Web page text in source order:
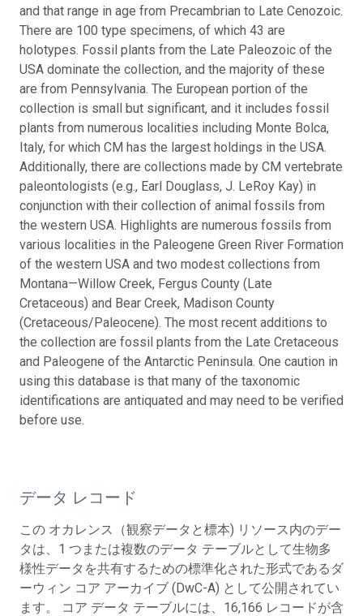
and that range in age from Precambrian to Late Cenozoic.
There are 100 type specimens, of which 43 are
holotypes. Fossil plants from the Late Paleozoic of the
USA dominate the collection, and the majority of these
are from Pennsylvania. The European portion of the
collection is small but significant, and it includes fossil
plants from numerous localities including Monte Bolca,
Italy, for which CM has the largest holdings in the USA.
Additionally, there are collections made by CM vertebrate
paleontologists (e.g., Earl Douglass, J. LeRoy Kay) in
conjunction with their collection of animal fossils from
the western USA. Highlights are numerous fossils from
various localities in the Paleogene Green River Formation
of the western USA and two modest collections from
Montana—Willow Creek, Fergus County (Late
Cretaceous) and Bear Creek, Madison County
(Cretaceous/Paleocene). The most recent additions to
the collection are fossil plants from the Late Cretaceous
and Paleogene of the Antarctic Peninsula. One caution in
using this database is that many of the taxonomic
identifications are antiquated and may need to be verified
before use.
データ レコード
この オカレンス（観察データと標本) リソース内のデー
タは、1 つまたは複数のデータ テーブルとして生物多
様性データを共有するための標準化された形式であるダ
ーウィン コア アーカイブ (DwC-A) として公開されてい
ます。 コア データ テーブルには、16,166 レコードが含